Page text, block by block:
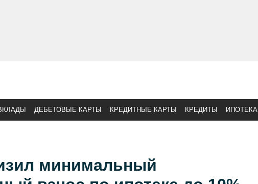
ДЕБЕТОВЫЕ КАРТЫ КРЕДИТНЫЕ КАРТЫ КРЕДИТЫ ИПОТЕКА
минимальный